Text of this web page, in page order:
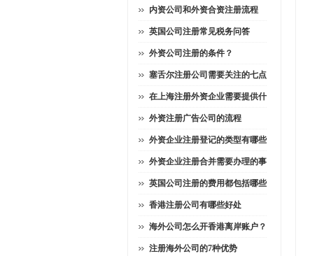
内资公司和外资合资注册流程
英国公司注册常见税务问答
外资公司注册的条件？
塞舌尔注册公司需要关注的七点
在上海注册外资企业需要提供什
外资注册广告公司的流程
外资企业注册登记的类型有哪些
外资企业注册合并需要办理的事
英国公司注册的费用都包括哪些
香港注册公司有哪些好处
海外公司怎么开香港离岸账户？
注册海外公司的7种优势